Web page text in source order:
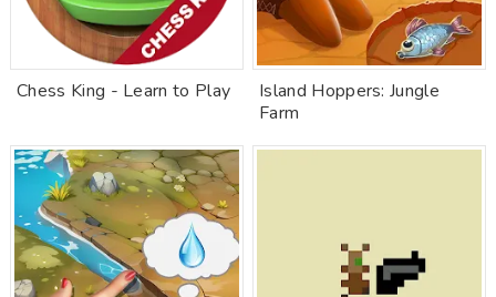
Chess King - Learn to Play
Island Hoppers: Jungle
Farm